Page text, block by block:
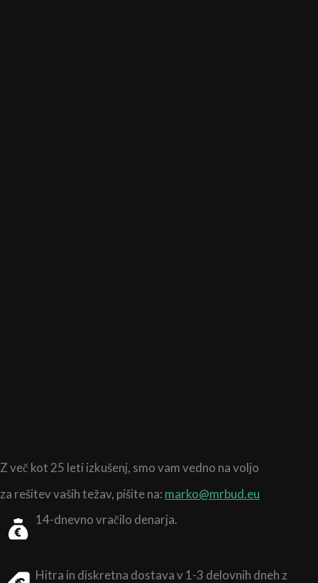
Z več kot 25 leti izkušenj, smo vam vedno na voljo
za rešitev vaših težav, pišite na: marko@mrbud.eu
14-dnevno vračilo denarja.
Hitra in diskretna dostava v 1-3 delovnih dneh z